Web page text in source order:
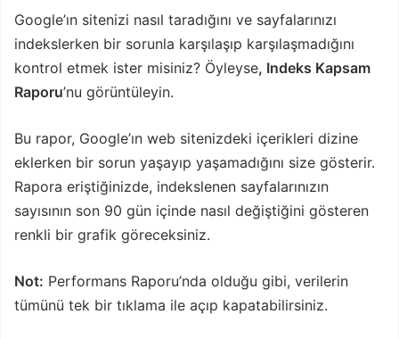
Google’ın sitenizi nasıl taradığını ve sayfalarınızı
indekslerken bir sorunla karşılaşıp karşılaşmadığını
kontrol etmek ister misiniz? Öyleyse, Indeks Kapsam
Raporu’nu görüntüleyin.
Bu rapor, Google’ın web sitenizdeki içerikleri dizine
eklerken bir sorun yaşayıp yaşamadığını size gösterir.
Rapora eriştiğinizde, indekslenen sayfalarınızın
sayısının son 90 gün içinde nasıl değiştiğini gösteren
renkli bir grafik göreceksiniz.
Not: Performans Raporu’nda olduğu gibi, verilerin
tümünü tek bir tıklama ile açıp kapatabilirsiniz.